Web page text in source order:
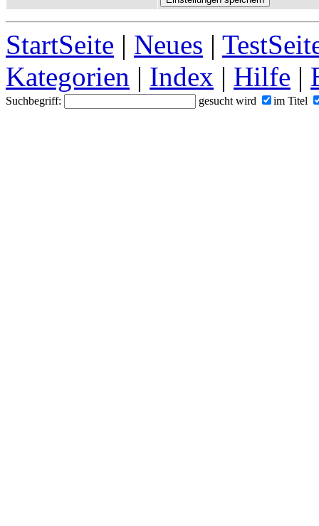
StartSeite | Neues |
Kategorien | Index | Hilfe |
Suchbegriff: gesucht wird im Titel